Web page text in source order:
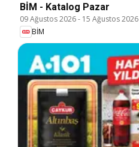
BİM - Katalog Pazar
09 Ağustos 2026- 15 Ağustos 2026
BİM